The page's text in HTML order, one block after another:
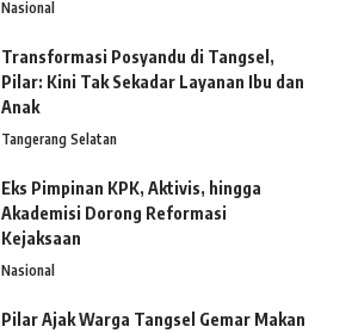
Nasional
Transformasi Posyandu di Tangsel,
Pilar: Kini Tak Sekadar Layanan Ibu dan
Anak
Tangerang Selatan
Eks Pimpinan KPK, Aktivis, hingga
Akademisi Dorong Reformasi
Kejaksaan
Nasional
Pilar Ajak Warga Tangsel Gemar Makan